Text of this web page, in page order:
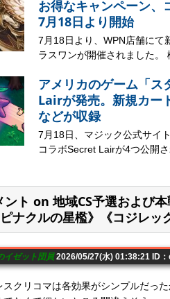
お得なキャンペーン、
7月18日より開始
7月18日より、WPN店舗にて
ラスワンが開催されました。
アメリカのゲーム「
Lairが発売。新規カー
などが収録
7月18日、マジック公式サイ
コラボSecret Lairが4つ公開さ
ント on 地域CS予選および
ナクルの星檻》《コジレッ
イゼット団員2026/05/27(水) 01:38:21 ID
スクリコマは各効果がシンプルだっ